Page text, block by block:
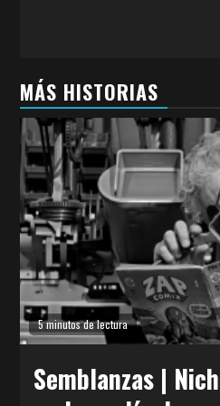
MÁS HISTORIAS
5 minutos de lectura
Semblanzas |